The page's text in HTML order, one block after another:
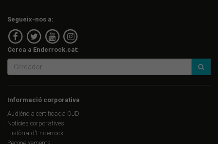
Segueix-nos a:
Cerca a Enderrock.cat:
Informació corporativa
Audiència certificada OJD
Notícies corporatives
Història d'Enderrock